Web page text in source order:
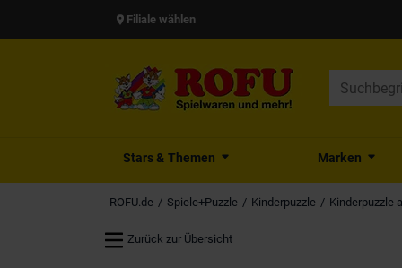
Filiale wählen
Stars & Themen Marken
ROFU.de Spiele+Puzzle Kinderpuzzle Kinderpuzzle
Zurück zur Übersicht